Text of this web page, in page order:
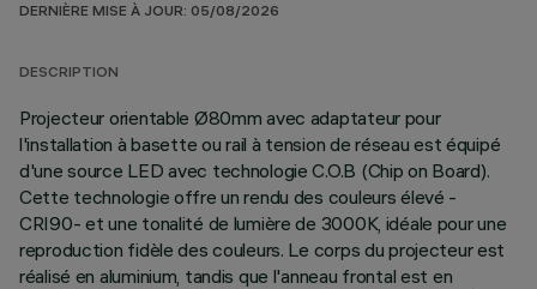
DERNIÈRE MISE À JOUR: 05/08/2026
DESCRIPTION
Projecteur orientable Ø80mm avec adaptateur pour
l'installation à basette ou rail à tension de réseau est équipé
d'une source LED avec technologie C.O.B (Chip on Board).
Cette technologie offre un rendu des couleurs élevé -
CRI90- et une tonalité de lumière de 3000K, idéale pour une
reproduction fidèle des couleurs. Le corps du projecteur est
réalisé en aluminium, tandis que l'anneau frontal est en